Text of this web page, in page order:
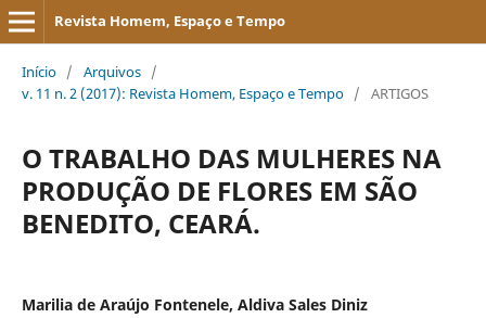
Revista Homem, Espaço e Tempo
Início / Arquivos /
v. 11 n. 2 (2017): Revista Homem, Espaço e Tempo / ARTIGOS
O TRABALHO DAS MULHERES NA
PRODUÇÃO DE FLORES EM SÃO
BENEDITO, CEARÁ.
Marilia de Araújo Fontenele, Aldiva Sales Diniz